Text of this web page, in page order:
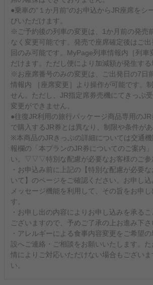
●乗車の“１か月前“のお申込からJR座席をシ
びいただけます。
※ご予約後の列車の変更は、1か月前の発売
なく変更可能です。発売で座席確定後はご
回のみ可能です。MyPage列車情報内［列車
だけます。ただし便により加減額が発生する
※お座席番号のみの変更は、ご出発日の7日
情報内 ［座席変更］より操作が可能です。
せん。ただし、JR指定席券売機にてきっぷ
変更ができません。
●往復JR利用の旅行パッケージ商品専用のJR
で購入するJR券とは異なり、制限や条件があ
※本商品のJRきっぷの詳細については交通
報欄の「本プランのJR券についてのご案内
い。▽▽▽特別な配慮が必要なお客様のご参
・お申込み前に上記の【特別な配慮が必要
いて】のページをご確認ください。お申し
メッセージ機能を利用して、その旨をお申
す。
・お申し出の内容によりお申し込みを承る
ございますので、予めご了承の上お進み下さ
・アレルギーによる食事内容変更をご希望
設へご連絡・ご相談をお願いいたします。
情によりご対応いただけない場合もござい
い。